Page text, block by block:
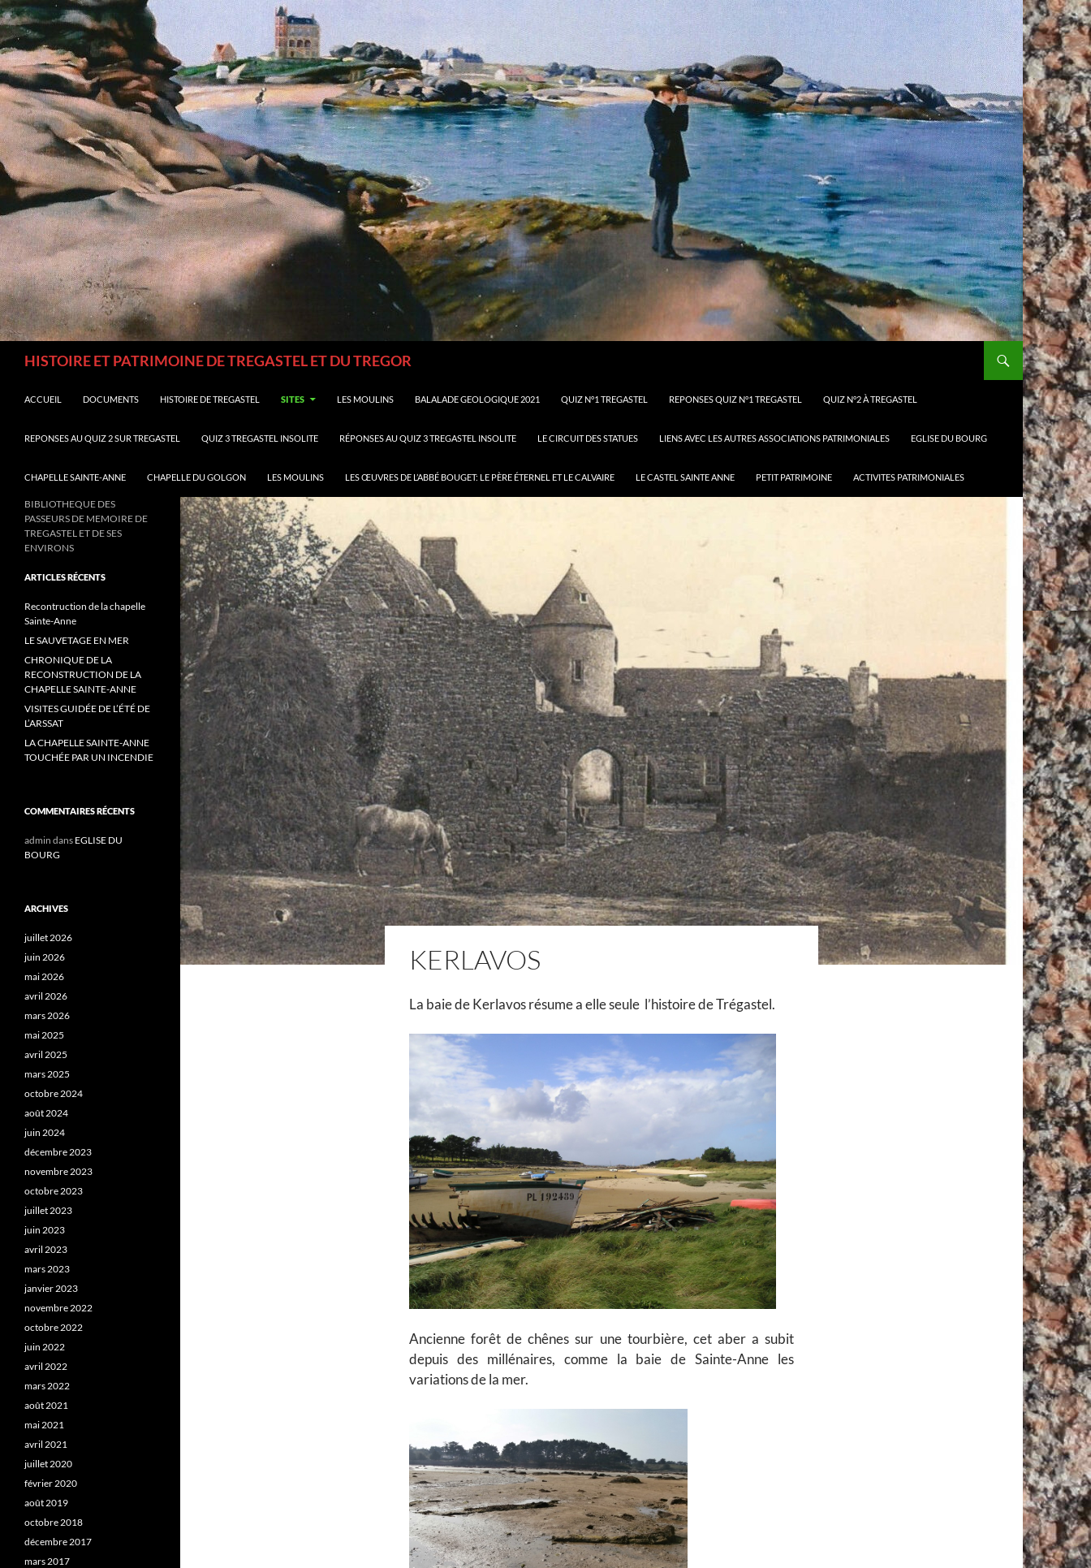
HISTOIRE ET PATRIMOINE DE TREGASTEL ET DU TREGOR
ACCUEIL DOCUMENTS HISTOIRE DE TREGASTEL SITES LES MOULINS BALALADE GEOLOGIQUE 2021 QUIZ N°1 TREGASTEL REPONSES QUIZ N°1 TREGASTEL QUIZ N°2 À TREGASTEL
REPONSES AU QUIZ 2 SUR TREGASTEL QUIZ 3 TREGASTEL INSOLITE RÉPONSES AU QUIZ 3 TREGASTEL INSOLITE LE CIRCUIT DES STATUES LIENS AVEC LES AUTRES ASSOCIATIONS PATRIMONIALES EGLISE DU BOURG
CHAPELLE SAINTE-ANNE CHAPELLE DU GOLGON LES MOULINS LES ŒUVRES DE L’ABBÉ BOUGET: LE PÈRE ÉTERNEL ET LE CALVAIRE LE CASTEL SAINTE ANNE PETIT PATRIMOINE ACTIVITES PATRIMONIALES
KERLAVOS
La baie de Kerlavos résume a elle seule l’histoire de Trégastel.
Ancienne forêt de chênes sur une tourbière, cet aber a subit
depuis des millénaires, comme la baie de Sainte-Anne les
variations de la mer.
BIBLIOTHEQUE DES
PASSEURS DE MEMOIRE DE
TREGASTEL ET DE SES
ENVIRONS
ARTICLES RÉCENTS
Recontruction de la chapelle
Sainte-Anne
LE SAUVETAGE EN MER
CHRONIQUE DE LA
RECONSTRUCTION DE LA
CHAPELLE SAINTE-ANNE
VISITES GUIDÉE DE L’ÉTÉ DE
L’ARSSAT
LA CHAPELLE SAINTE-ANNE
TOUCHÉE PAR UN INCENDIE
COMMENTAIRES RÉCENTS
admin dans EGLISE DU
BOURG
ARCHIVES
juillet 2026
juin 2026
mai 2026
avril 2026
mars 2026
mai 2025
avril 2025
mars 2025
octobre 2024
août 2024
juin 2024
décembre 2023
novembre 2023
octobre 2023
juillet 2023
juin 2023
avril 2023
mars 2023
janvier 2023
novembre 2022
octobre 2022
juin 2022
avril 2022
mars 2022
août 2021
mai 2021
avril 2021
juillet 2020
février 2020
août 2019
octobre 2018
décembre 2017
mars 2017